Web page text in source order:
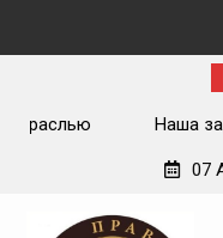
Наша задача –
07